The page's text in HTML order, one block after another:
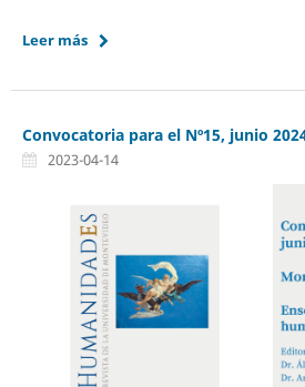
Leer más
Convocatoria para el Nº15, junio
2023-04-14